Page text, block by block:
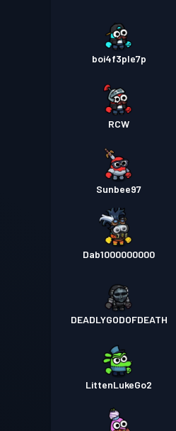
boi4f3ple7p
RCW
Sunbee97
Dab1000000000
DEADLYGODOFDEATH
LittenLukeGo2